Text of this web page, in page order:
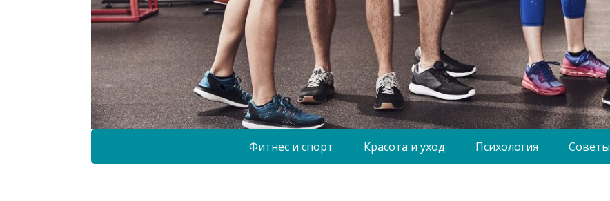
Фитнес и спорт Красота и уход Психология Советы